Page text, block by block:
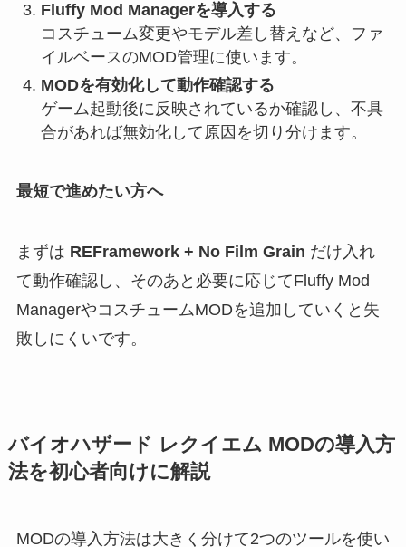
Fluffy Mod Managerを導入する
コスチューム変更やモデル差し替えなど、ファ
イルベースのMOD管理に使います。
MODを有効化して動作確認する
ゲーム起動後に反映されているか確認し、不具
合があれば無効化して原因を切り分けます。
最短で進めたい方へ
まずは REFramework + No Film Grain だけ入れ
て動作確認し、そのあと必要に応じてFluffy Mod
ManagerやコスチュームMODを追加していくと失
敗しにくいです。
バイオハザード レクイエム MODの導入方
法を初心者向けに解説
MODの導入方法は大きく分けて2つのツールを使い